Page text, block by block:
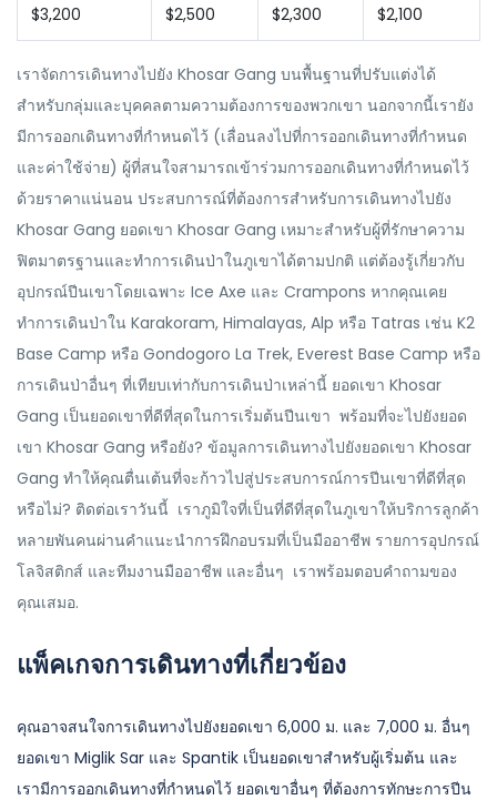
$3,200 $2,500 $2,300 $2,100
เราจัดการเดินทางไปยัง Khosar Gang บนพื้นฐานที่ปรับแต่งได้
สำหรับกลุ่มและบุคคลตามความต้องการของพวกเขา นอกจากนี้เรายัง
มีการออกเดินทางที่กำหนดไว้ (เลื่อนลงไปที่การออกเดินทางที่กำหนด
และค่าใช้จ่าย) ผู้ที่สนใจสามารถเข้าร่วมการออกเดินทางที่กำหนดไว้
ด้วยราคาแน่นอน ประสบการณ์ที่ต้องการสำหรับการเดินทางไปยัง
Khosar Gang ยอดเขา Khosar Gang เหมาะสำหรับผู้ที่รักษาความ
ฟิตมาตรฐานและทำการเดินป่าในภูเขาได้ตามปกติ แต่ต้องรู้เกี่ยวกับ
อุปกรณ์ปีนเขาโดยเฉพาะ Ice Axe และ Crampons หากคุณเคย
ทำการเดินป่าใน Karakoram, Himalayas, Alp หรือ Tatras เช่น K2
Base Camp หรือ Gondogoro La Trek, Everest Base Camp หรือ
การเดินป่าอื่นๆ ที่เทียบเท่ากับการเดินป่าเหล่านี้ ยอดเขา Khosar
Gang เป็นยอดเขาที่ดีที่สุดในการเริ่มต้นปีนเขา พร้อมที่จะไปยังยอด
เขา Khosar Gang หรือยัง? ข้อมูลการเดินทางไปยังยอดเขา Khosar
Gang ทำให้คุณตื่นเต้นที่จะก้าวไปสู่ประสบการณ์การปีนเขาที่ดีที่สุด
หรือไม่? ติดต่อเราวันนี้ เราภูมิใจที่เป็นที่ดีที่สุดในภูเขาให้บริการลูกค้า
หลายพันคนผ่านคำแนะนำการฝึกอบรมที่เป็นมืออาชีพ รายการอุปกรณ์
โลจิสติกส์ และทีมงานมืออาชีพ และอื่นๆ เราพร้อมตอบคำถามของ
คุณเสมอ.
แพ็คเกจการเดินทางที่เกี่ยวข้อง
คุณอาจสนใจการเดินทางไปยังยอดเขา 6,000 ม. และ 7,000 ม. อื่นๆ
ยอดเขา Miglik Sar และ Spantik เป็นยอดเขาสำหรับผู้เริ่มต้น และ
เรามีการออกเดินทางที่กำหนดไว้ ยอดเขาอื่นๆ ที่ต้องการทักษะการปีน